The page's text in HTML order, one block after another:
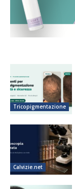
Tricopigmentazione
Calvizie.net